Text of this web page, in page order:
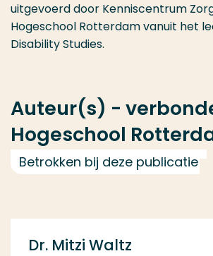
uitgevoerd door Kenniscentrum
Hogeschool Rotterdam vanuit het
Disability Studies.
Auteur(s) -
Hogeschool
Betrokken bij deze publicatie
Dr. Mitzi Waltz